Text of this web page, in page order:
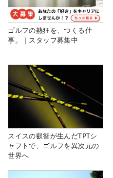
ゴルフの熱狂を、つくる仕
事。｜スタッフ募集中
スイスの叡智が生んだTPTシ
ャフトで、ゴルフを異次元の
世界へ